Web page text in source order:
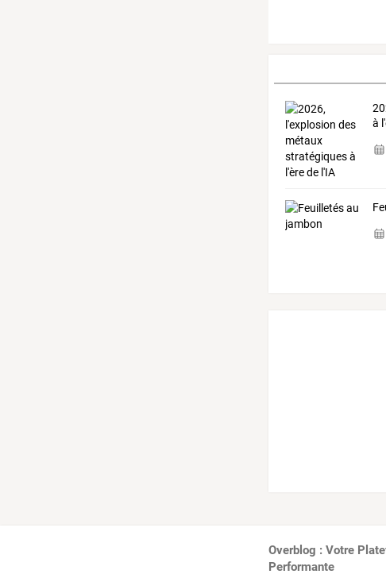
à
Overblog : Votre
Performante